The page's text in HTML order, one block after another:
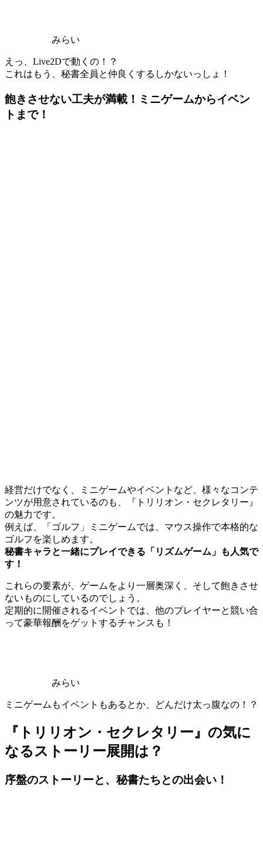
みらい
えっ、Live2Dで動くの！？
これはもう、秘書全員と仲良くするしかないっしょ！
飽きさせない工夫が満載！ミニゲームからイベン
トまで！
経営だけでなく、ミニゲームやイベントなど、様々なコンテ
ンツが用意されているのも、『トリリオン・セクレタリー』
の魅力です。
例えば、「ゴルフ」ミニゲームでは、マウス操作で本格的な
ゴルフを楽しめます。
秘書キャラと一緒にプレイできる「リズムゲーム」も人気で
す！
これらの要素が、ゲームをより一層奥深く、そして飽きさせ
ないものにしているのでしょう。
定期的に開催されるイベントでは、他のプレイヤーと競い合
って豪華報酬をゲットするチャンスも！
みらい
ミニゲームもイベントもあるとか、どんだけ太っ腹なの！？
『トリリオン・セクレタリー』の気に
なるストーリー展開は？
序盤のストーリーと、秘書たちとの出会い！